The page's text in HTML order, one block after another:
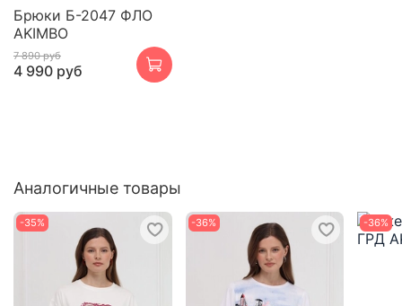
Брюки Б-2047 ФЛО
AKIMBO
7 890 руб
4 990 руб
Аналогичные товары
-35% -36% -36%